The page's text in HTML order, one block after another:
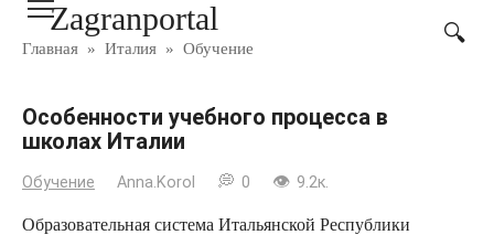
ПерейтиZagranportal
Главная » Италия » Обучение
Особенности учебного процесса в
школах Италии
Обучение Anna.Korol 0 9.2к.
Образовательная система Итальянской Республики